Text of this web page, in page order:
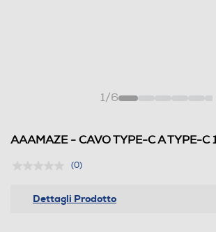
1/6
AAAMAZE - CAVO TYPE-C A TYPE-C
(0)
Dettagli Prodotto